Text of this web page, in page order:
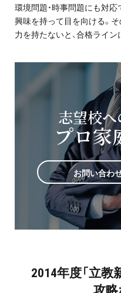
環境問題・時事問題にも対
興味を持って目を向ける。
力を持たないと、合格ライ
志望校
プロ家
お問い合わ
2014年度「立教
攻略